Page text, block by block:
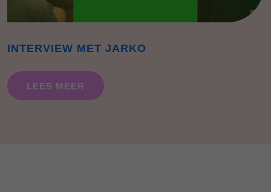
INTERVIEW MET JARKO
LEES MEER